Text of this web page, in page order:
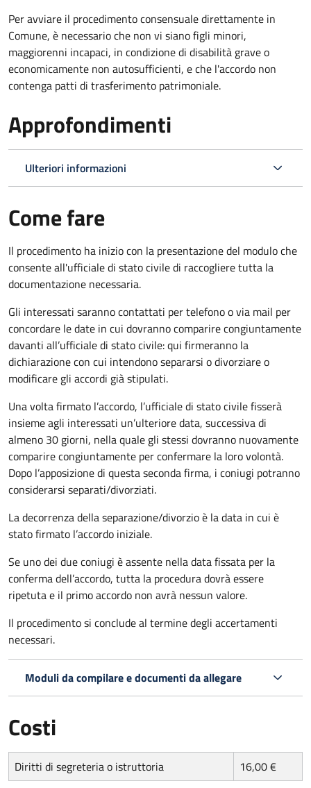
Per avviare il procedimento consensuale direttamente in
Comune, è necessario che non vi siano figli minori,
maggiorenni incapaci, in condizione di disabilità grave o
economicamente non autosufficienti, e che l'accordo non
contenga patti di trasferimento patrimoniale.
Approfondimenti
Ulteriori informazioni
Come fare
Il procedimento ha inizio con la presentazione del modulo che
consente all'ufficiale di stato civile di raccogliere tutta la
documentazione necessaria.
Gli interessati saranno contattati per telefono o via mail per
concordare le date in cui dovranno comparire congiuntamente
davanti all’ufficiale di stato civile: qui firmeranno la
dichiarazione con cui intendono separarsi o divorziare o
modificare gli accordi già stipulati.
Una volta firmato l’accordo, l’ufficiale di stato civile fisserà
insieme agli interessati un’ulteriore data, successiva di
almeno 30 giorni, nella quale gli stessi dovranno nuovamente
comparire congiuntamente per confermare la loro volontà.
Dopo l’apposizione di questa seconda firma, i coniugi potranno
considerarsi separati/divorziati.
La decorrenza della separazione/divorzio è la data in cui è
stato firmato l’accordo iniziale.
Se uno dei due coniugi è assente nella data fissata per la
conferma dell’accordo, tutta la procedura dovrà essere
ripetuta e il primo accordo non avrà nessun valore.
Il procedimento si conclude al termine degli accertamenti
necessari.
Moduli da compilare e documenti da allegare
Costi
Diritti di segreteria o istruttoria 16,00 €